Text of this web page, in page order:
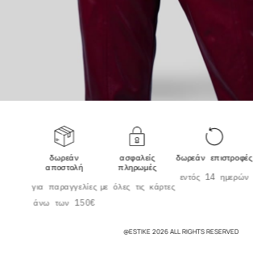
δωρεάν
αποστολή
για παραγγελίες
άνω των 150€
ασφαλείς
πληρωμές
με όλες τις κάρτες
δωρεάν επιστροφές
εντός 14 ημερών
@ESTIKE 2026 ALL RIGHTS RESERVED